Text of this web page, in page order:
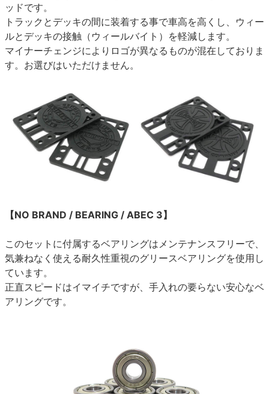
ッドです。
トラックとデッキの間に装着する事で車高を高くし、ウィー
ルとデッキの接触（ウィールバイト）を軽減します。
マイナーチェンジによりロゴが異なるものが混在しておりま
す。お選びはいただけません。
【NO BRAND / BEARING / ABEC 3】
このセットに付属するベアリングはメンテナンスフリーで、
気兼ねなく使える耐久性重視のグリースベアリングを使用し
ています。
正直スピードはイマイチですが、手入れの要らない安心なベ
アリングです。